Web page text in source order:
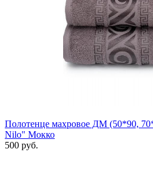
Полотенце махровое ДМ (50*90,
Nilo" Мокко
500 руб.